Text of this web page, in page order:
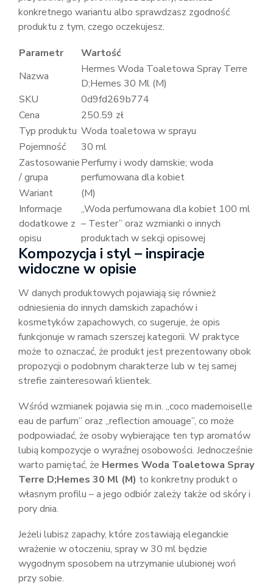
konkretnego wariantu albo sprawdzasz zgodność
produktu z tym, czego oczekujesz.
Parametr
Wartość
Nazwa
Hermes Woda Toaletowa Spray Terre
D;Hemes 30 Ml (M)
SKU
0d9fd269b774
Cena
250.59 zł
Typ produktu Woda toaletowa w sprayu
Pojemność
30 ml
Zastosowanie
/ grupa
Perfumy i wody damskie; woda
perfumowana dla kobiet
Wariant
(M)
Informacje
dodatkowe z
opisu
„Woda perfumowana dla kobiet 100 ml
– Tester” oraz wzmianki o innych
produktach w sekcji opisowej
Kompozycja i styl – inspiracje
widoczne w opisie
W danych produktowych pojawiają się również
odniesienia do innych damskich zapachów i
kosmetyków zapachowych, co sugeruje, że opis
funkcjonuje w ramach szerszej kategorii. W praktyce
może to oznaczać, że produkt jest prezentowany obok
propozycji o podobnym charakterze lub w tej samej
strefie zainteresowań klientek.
Wśród wzmianek pojawia się m.in. „coco mademoiselle
eau de parfum” oraz „reflection amouage”, co może
podpowiadać, że osoby wybierające ten typ aromatów
lubią kompozycje o wyraźnej osobowości. Jednocześnie
warto pamiętać, że Hermes Woda Toaletowa Spray
Terre D;Hemes 30 Ml (M) to konkretny produkt o
własnym profilu – a jego odbiór zależy także od skóry i
pory dnia.
Jeżeli lubisz zapachy, które zostawiają eleganckie
wrażenie w otoczeniu, spray w 30 ml będzie
wygodnym sposobem na utrzymanie ulubionej woń
przy sobie.